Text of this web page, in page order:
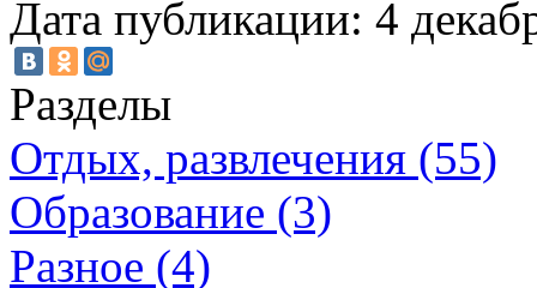
Дата публикации: 4
Разделы
Отдых, развлечения (55)
Образование (3)
Разное (4)